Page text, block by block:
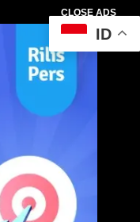
CLOSE ADS
ID